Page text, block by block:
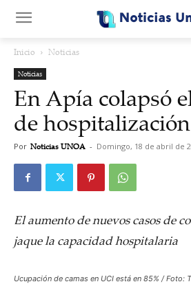
Inicio Noticias
Noticias
En Apía colapsó
de hospitalización
Por Noticias UNOA - Domingo, 18 de abril de
El aumento de nuevos casos de
jaque la capacidad hospitalaria
Ucupación de camas en UCI está en 85% / Foto: